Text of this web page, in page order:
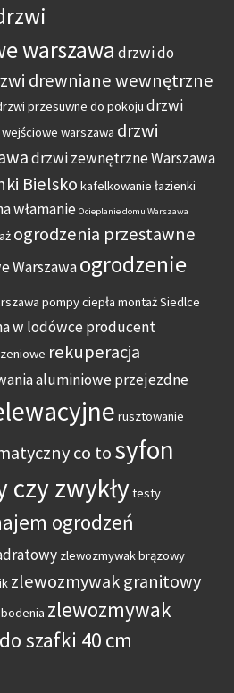
warszawa drzwi do
drewniane wewnętrzne
przesuwne do pokoju drzwi
warszawa drzwi
drzwi zewnętrzne Warszawa
Bielsko kafelkowanie łazienki
włamanie Ocieplanie domu Warszawa
ogrodzenia przestawne
Warszawaogrodzenie
pompy ciepła montaż Siedlce
w lodówceproducent
rekuperacja
aluminiowe przejezdne
rusztowanie
co tosyfon
zwykłytesty
ogrodzeń
zlewozmywak brązowy
zlewozmywak granitowy
zlewozmywak
szafki 40 cm